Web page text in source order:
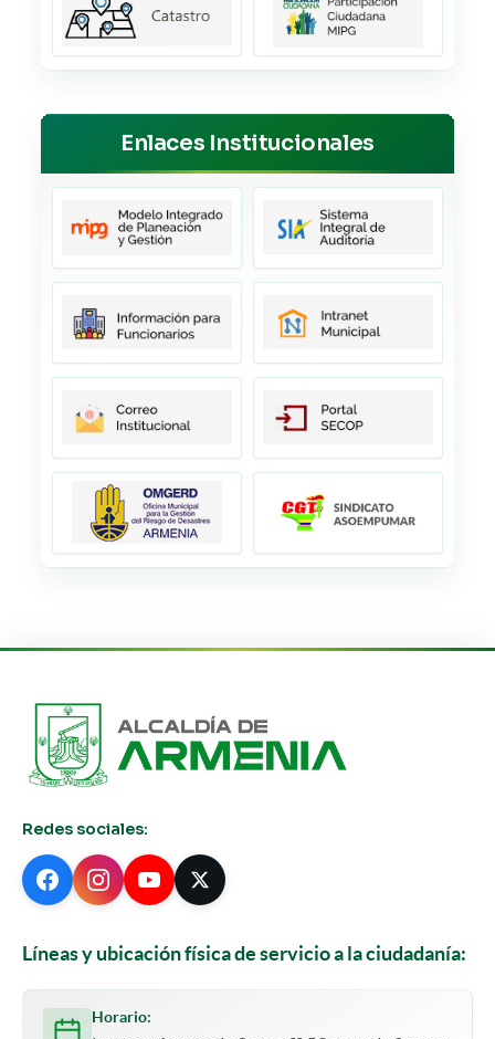
Enlaces Institucionales
Redes sociales:
Líneas y ubicación física de servicio a la ciudadanía:
Horario: